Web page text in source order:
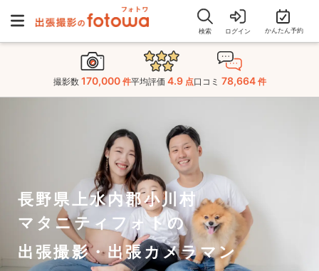
検索 ログイン かんたん予約
撮影数 170,000 件平均評価 4.9 点口コミ 78,664 件
長野県上水内郡小川村
マタニティフォトの
出張撮影・出張カメラマン